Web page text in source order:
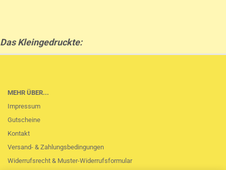
Das Kleingedruckte:
MEHR ÜBER...
Impressum
Gutscheine
Kontakt
Versand- & Zahlungsbedingungen
Widerrufsrecht & Muster-Widerrufsformular